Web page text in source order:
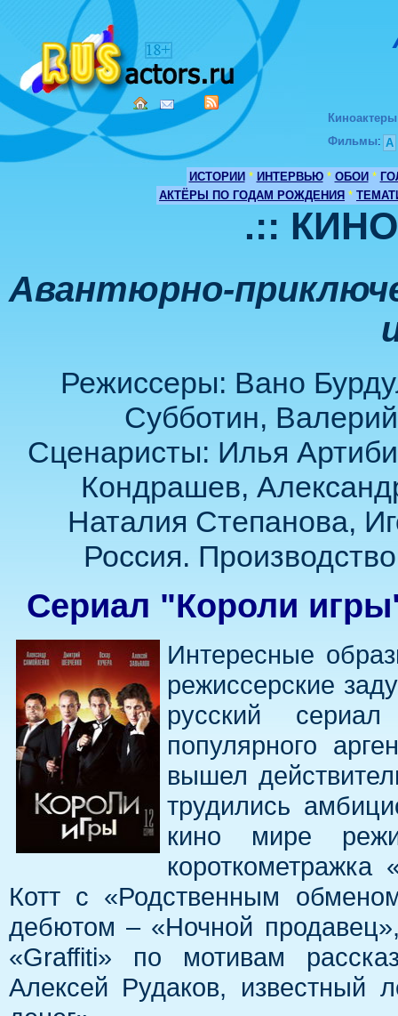
Киноактеры
Фильмы: А
ИСТОРИИ * ИНТЕРВЬЮ * ОБОИ *
АКТЁРЫ ПО ГОДАМ РОЖДЕНИЯ *
.::
Авантюрно-
Режиссеры: Вано
Субботин,
Сценаристы: Илья
Кондрашев,
Наталия Степанова,
Россия.
Сериал "Короли
Интересные
режиссерские
русский
популярного
вышел
трудились
кино мире
Котт с «Родственным
дебютом – «Ночной
«Graffiti» по мотивам
Алексей Рудаков, известный